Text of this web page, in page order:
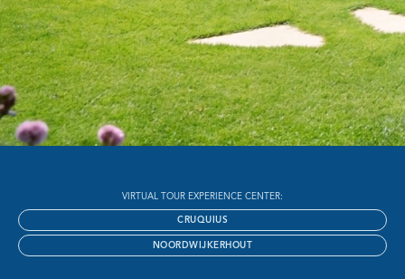
VIRTUAL TOUR EXPERIENCE CENTER:
CRUQUIUS
NOORDWIJKERHOUT